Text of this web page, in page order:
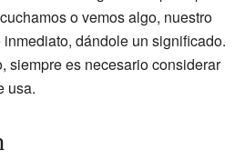
o vemos algo, nuestro
dándole un significado.
siempre es necesario considerar
usa.